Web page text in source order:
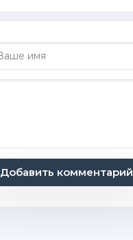
Добавить комментарий